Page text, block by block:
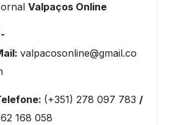
Valpaços Online
valpacosonline@gmail.co
(+351) 278 097 783 /
168 058